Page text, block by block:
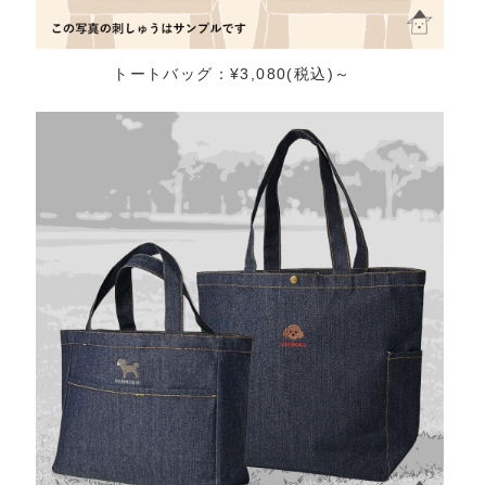
トートバッグ：¥3,080(税込)～